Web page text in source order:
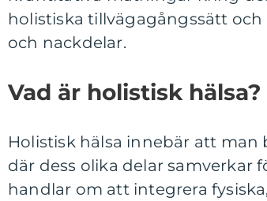
holistiska tillvägagångssätt
och nackdelar.
Vad är holistisk hälsa?
Holistisk hälsa innebär att
där dess olika delar samverkar
handlar om att integrera